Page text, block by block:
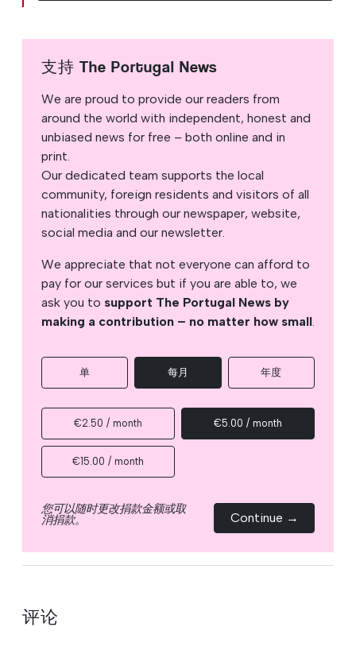
支持 The Portugal News
We are proud to provide our readers from
around the world with independent, honest and
unbiased news for free – both online and in
print.
Our dedicated team supports the local
community, foreign residents and visitors of all
nationalities through our newspaper, website,
social media and our newsletter.
We appreciate that not everyone can afford to
pay for our services but if you are able to, we
ask you to support The Portugal News by
making a contribution – no matter how small.
单 每月 年度
€2.50 / month €5.00 / month
€15.00 / month
您可以随时更改捐款金额或取
消捐款。 Continue →
评论